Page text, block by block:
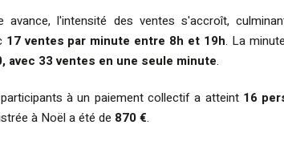
l'intensité des ventes s'accroît,
17 ventes par minute entre 8h et 19h. La
avec 33 ventes en une seule minute.
à un paiement collectif a atteint 16
à Noël a été de 870 €.